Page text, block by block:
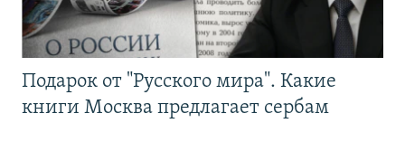
Подарок от "Русского мира". Какие
книги Москва предлагает сербам